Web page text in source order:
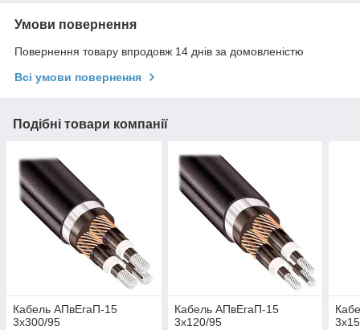
Умови повернення
Повернення товару впродовж 14 днів за домовленістю
Всі умови повернення
Подібні товари компанії
Кабель АПвЕгаП‑15
3х300/95
Кабель АПвЕгаП‑15
3х120/95